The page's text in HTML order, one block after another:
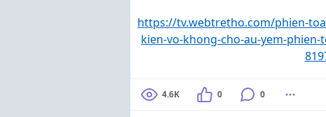
https://tv.webtretho.com/phien-
kien-vo-khong-cho-au-yem-
4.6K 0 0